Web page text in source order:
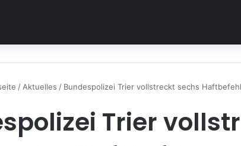
/ Aktuelles / Bundespolizei Trier vollstreckt sechs
Trier